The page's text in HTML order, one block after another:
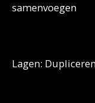
samenvoegen
Lagen: